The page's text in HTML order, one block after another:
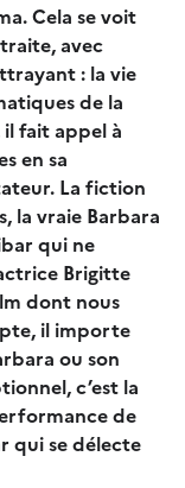
Cela se voit
avec
: la vie
de la
fait appel à
en sa
La fiction
la vraie Barbara
qui ne
Brigitte
dont nous
il importe
ou son
c’est la
de
qui se délecte